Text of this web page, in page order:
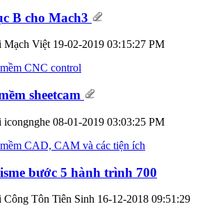
B cho Mach3
Mạch Việt 19-02-2019 03:15:27 PM
CNC control
sheetcam
08-01-2019 03:03:25 PM
CAD, CAM và các tiện ích
bước 5 hành trình 700
Công Tôn Tiên Sinh 16-12-2018 09:51:29